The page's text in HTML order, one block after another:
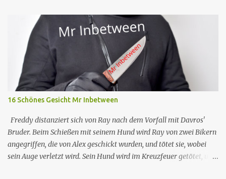
16 Schönes Gesicht Mr Inbetween
Freddy distanziert sich von Ray nach dem Vorfall mit Davros'
Bruder. Beim Schießen mit seinem Hund wird Ray von zwei Bikern
angegriffen, die von Alex geschickt wurden, und tötet sie, wobei
sein Auge verletzt wird. Sein Hund wird im Kreuzfeuer getötet, und